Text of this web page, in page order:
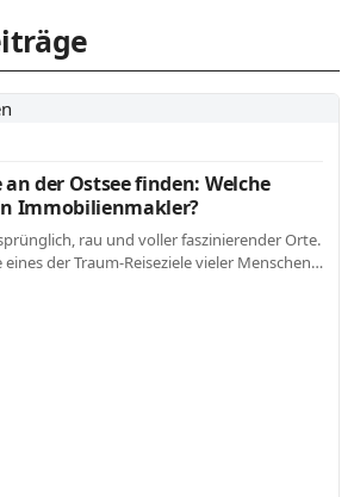
der Ostsee finden: Welche
Immobilienmakler?
rau und voller faszinierender Orte.
eines der Traum-Reiseziele vieler Menschen…